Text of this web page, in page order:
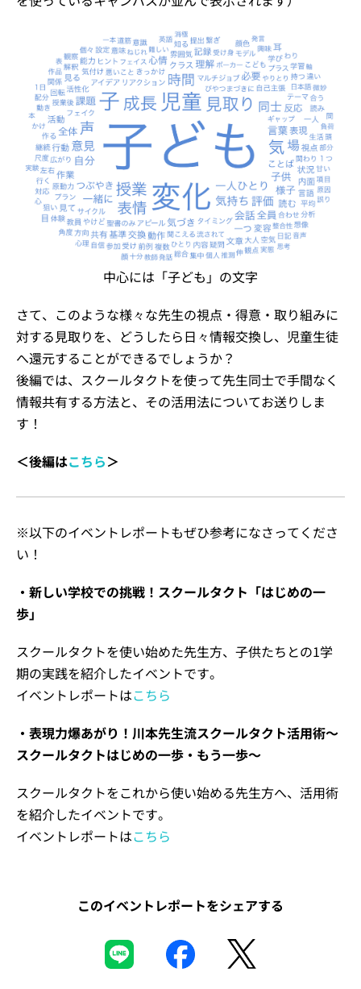
中心には「子ども」の文字
さて、このような様々な先生の視点・得意・取り組みに
対する見取りを、どうしたら日々情報交換し、児童生徒
へ還元することができるでしょうか？
後編では、スクールタクトを使って先生同士で手間なく
情報共有する方法と、その活用法についてお送りしま
す！
＜後編はこちら＞
※以下のイベントレポートもぜひ参考になさってくださ
い！
・新しい学校での挑戦！スクールタクト「はじめの一
歩」
スクールタクトを使い始めた先生方、子供たちとの1学
期の実践を紹介したイベントです。
イベントレポートはこちら
・表現力爆あがり！川本先生流スクールタクト活用術〜
スクールタクトはじめの一歩・もう一歩〜
スクールタクトをこれから使い始める先生方へ、活用術
を紹介したイベントです。
イベントレポートはこちら
このイベントレポートをシェアする